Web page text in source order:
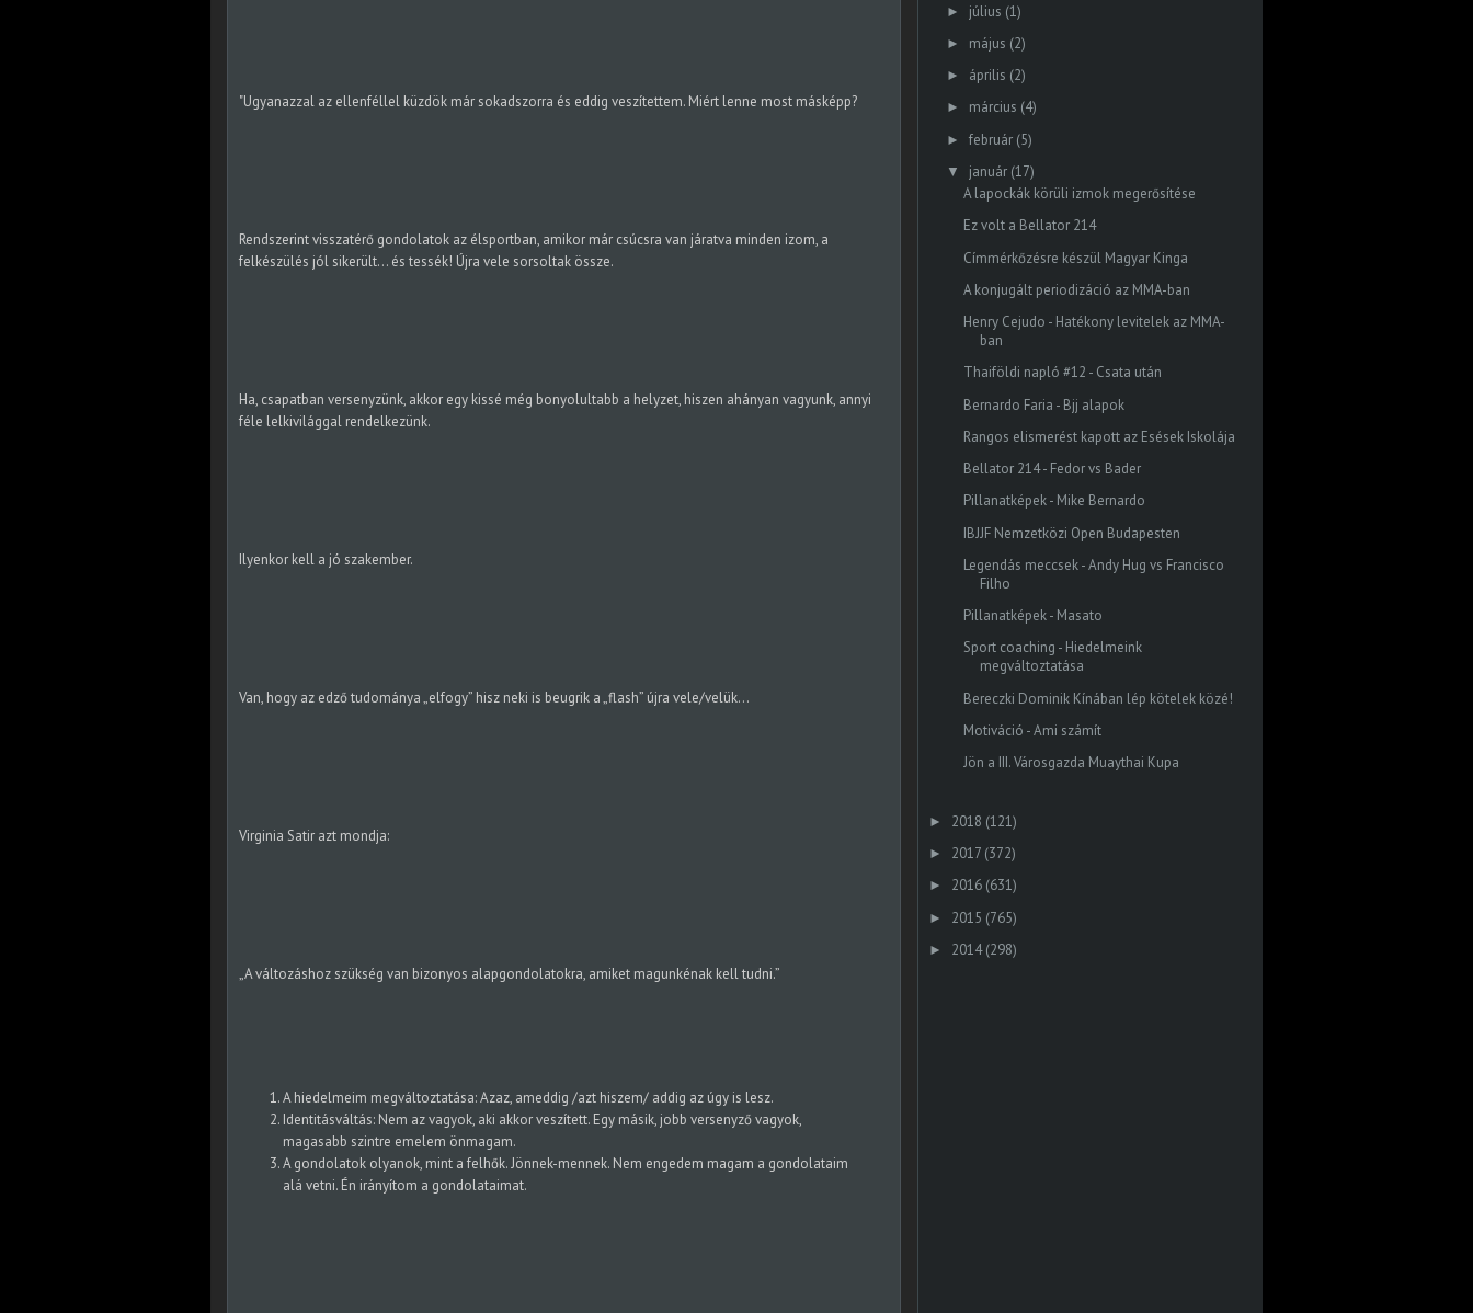
"Ugyanazzal az ellenféllel küzdök már sokadszorra és eddig veszítettem. Miért lenne most másképp?
Rendszerint visszatérő gondolatok az élsportban, amikor már csúcsra van járatva minden izom, a
felkészülés jól sikerült… és tessék! Újra vele sorsoltak össze.
Ha, csapatban versenyzünk, akkor egy kissé még bonyolultabb a helyzet, hiszen ahányan vagyunk, annyi
féle lelkivilággal rendelkezünk.
Ilyenkor kell a jó szakember.
Van, hogy az edző tudománya „elfogy” hisz neki is beugrik a „flash” újra vele/velük…
Virginia Satir azt mondja:
„A változáshoz szükség van bizonyos alapgondolatokra, amiket magunkénak kell tudni.”
A hiedelmeim megváltoztatása: Azaz, ameddig /azt hiszem/ addig az úgy is lesz.
Identitásváltás: Nem az vagyok, aki akkor veszített. Egy másik, jobb versenyző vagyok,
magasabb szintre emelem önmagam.
A gondolatok olyanok, mint a felhők. Jönnek-mennek. Nem engedem magam a gondolataim
alá vetni. Én irányítom a gondolataimat.
► július (1)
► május (2)
► április (2)
► március (4)
► február (5)
▼ január (17)
A lapockák körüli izmok megerősítése
Ez volt a Bellator 214
Címmérkőzésre készül Magyar Kinga
A konjugált periodizáció az MMA-ban
Henry Cejudo - Hatékony levitelek az MMA-
ban
Thaiföldi napló #12 - Csata után
Bernardo Faria - Bjj alapok
Rangos elismerést kapott az Esések Iskolája
Bellator 214 - Fedor vs Bader
Pillanatképek - Mike Bernardo
IBJJF Nemzetközi Open Budapesten
Legendás meccsek - Andy Hug vs Francisco
Filho
Pillanatképek - Masato
Sport coaching - Hiedelmeink
megváltoztatása
Bereczki Dominik Kínában lép kötelek közé!
Motiváció - Ami számít
Jön a III. Városgazda Muaythai Kupa
► 2018 (121)
► 2017 (372)
► 2016 (631)
► 2015 (765)
► 2014 (298)